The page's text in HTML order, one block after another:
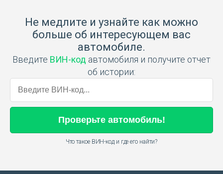
Не медлите и узнайте как можно
больше об интересующем вас
автомобиле.
Введите ВИН-код автомобиля и получите отчет
об истории:
Проверьте автомобиль!
Что такое ВИН-код и где его найти?